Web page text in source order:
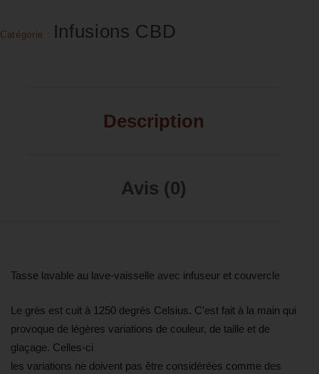
Catégorie : Infusions CBD
Description
Avis (0)
Tasse lavable au lave-vaisselle avec infuseur et couvercle
Le grès est cuit à 1250 degrés Celsius. C’est fait à la main qui
provoque de légères variations de couleur, de taille et de
glaçage. Celles-ci
les variations ne doivent pas être considérées comme des